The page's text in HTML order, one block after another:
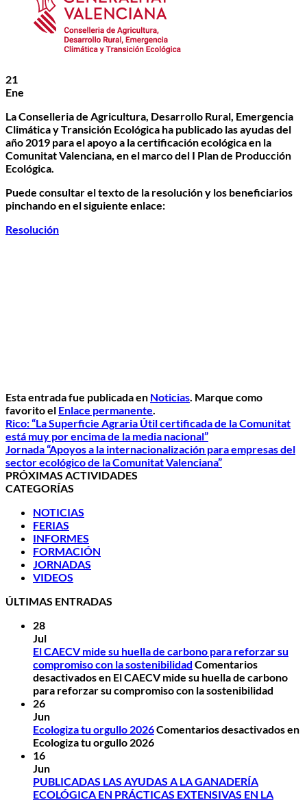
21
Ene
La Conselleria de Agricultura, Desarrollo Rural, Emergencia
Climática y Transición Ecológica ha publicado las ayudas del
año 2019 para el apoyo a la certificación ecológica en la
Comunitat Valenciana, en el marco del I Plan de Producción
Ecológica.
Puede consultar el texto de la resolución y los beneficiarios
pinchando en el siguiente enlace:
Resolución
Esta entrada fue publicada en Noticias. Marque como
favorito el Enlace permanente.
Rico: “La Superficie Agraria Útil certificada de la Comunitat
está muy por encima de la media nacional”
Jornada “Apoyos a la internacionalización para empresas del
sector ecológico de la Comunitat Valenciana”
PRÓXIMAS ACTIVIDADES
CATEGORÍAS
NOTICIAS
FERIAS
INFORMES
FORMACIÓN
JORNADAS
VIDEOS
ÚLTIMAS ENTRADAS
28
Jul
El CAECV mide su huella de carbono para reforzar su
compromiso con la sostenibilidad Comentarios
desactivadosen El CAECV mide su huella de carbono
para reforzar su compromiso con la sostenibilidad
26
Jun
Ecologiza tu orgullo 2026Comentarios desactivadosen
Ecologiza tu orgullo 2026
16
Jun
PUBLICADAS LAS AYUDAS A LA GANADERÍA
ECOLÓGICA EN PRÁCTICAS EXTENSIVAS EN LA